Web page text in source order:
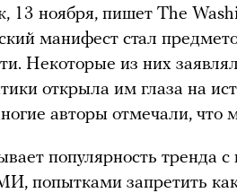
13 ноября, пишет The
манифест стал
Некоторые из них
открыла им глаза на
авторы отмечали, что
популярность тренда
попытками запретить как